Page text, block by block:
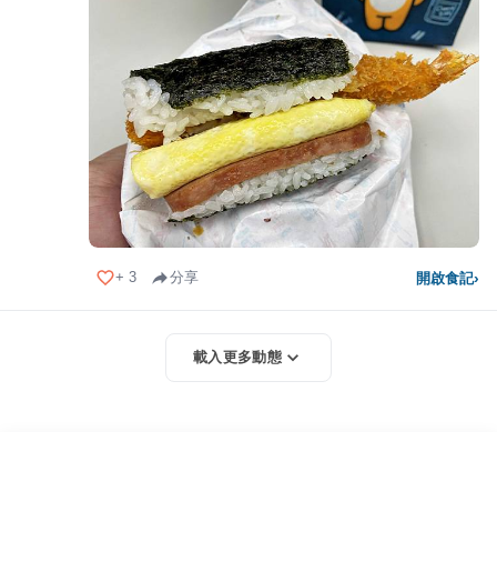
+ 3 分享 開啟食記›
載入更多動態